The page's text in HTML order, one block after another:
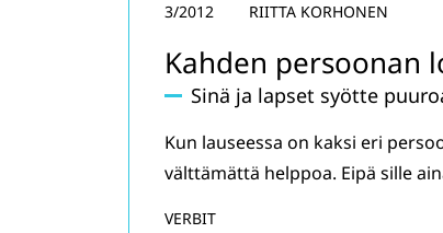
Kahden persoonan
Sinä ja lapset syötte
3/2012 RIITTA KORHONEN
Kun lauseessa on kaksi eri
välttämättä helppoa. Eipä sille
VERBIT